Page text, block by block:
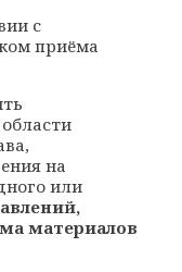
с
приёма
на
или
материалов